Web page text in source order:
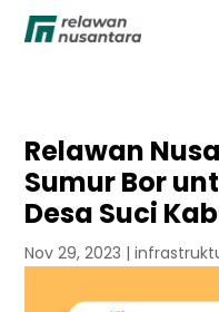
Relawan
Sumur Bor
Desa Suci
Nov 29, 2023 |